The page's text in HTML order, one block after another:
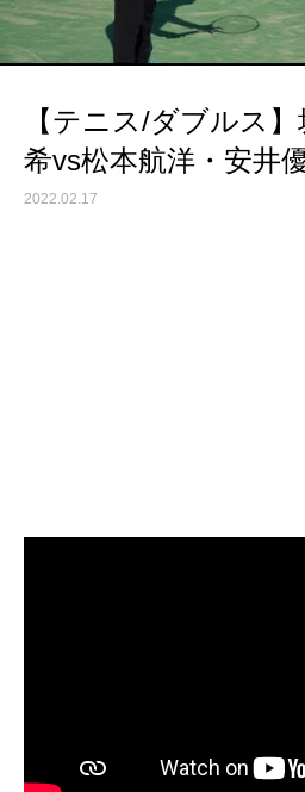
【テニス/ダブルス
希vs松本航洋・安井
2022.02.17